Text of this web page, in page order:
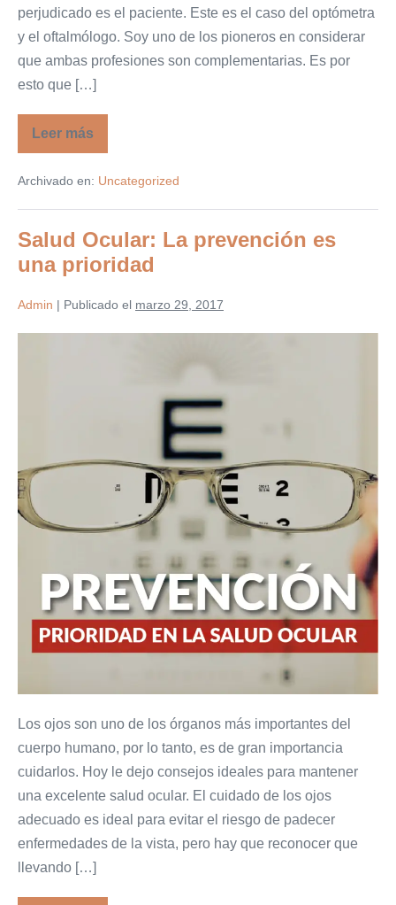
perjudicado es el paciente. Este es el caso del optómetra
y el oftalmólogo. Soy uno de los pioneros en considerar
que ambas profesiones son complementarias. Es por
esto que […]
Leer más
POR
QUÉ
OPTÓMETRA
MI
ALIADO
Archivado en: Uncategorized
Salud Ocular: La prevención es
una prioridad
Admin | Publicado el marzo 29, 2017
una
prioridad
Los ojos son uno de los órganos más importantes del
cuerpo humano, por lo tanto, es de gran importancia
cuidarlos. Hoy le dejo consejos ideales para mantener
una excelente salud ocular. El cuidado de los ojos
adecuado es ideal para evitar el riesgo de padecer
enfermedades de la vista, pero hay que reconocer que
llevando […]